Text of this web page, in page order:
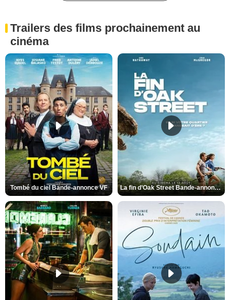
Trailers des films prochainement au
cinéma
Tombé du ciel Bande-annonce VF La fin d’Oak Street Bande-annonce VO STFR